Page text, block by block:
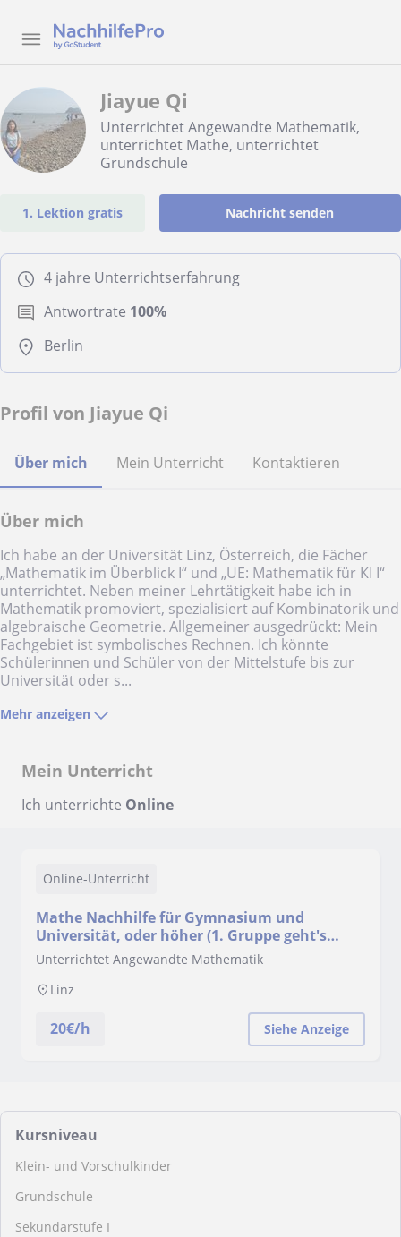
Jiayue Qi
Unterrichtet Angewandte Mathematik,
unterrichtet Mathe, unterrichtet
Grundschule
1. Lektion gratis Nachricht senden
4 jahre Unterrichtserfahrung
Antwortrate 100%
Berlin
Profil von Jiayue Qi
Über mich Mein Unterricht Kontaktieren
Über mich
Ich habe an der Universität Linz, Österreich, die Fächer
„Mathematik im Überblick I“ und „UE: Mathematik für KI I“
unterrichtet. Neben meiner Lehrtätigkeit habe ich in
Mathematik promoviert, spezialisiert auf Kombinatorik und
algebraische Geometrie. Allgemeiner ausgedrückt: Mein
Fachgebiet ist symbolisches Rechnen. Ich könnte
Schülerinnen und Schüler von der Mittelstufe bis zur
Universität oder s...
Mehr anzeigen
Mein Unterricht
Ich unterrichte Online
Online-Unterricht
Mathe Nachhilfe für Gymnasium und
Universität, oder höher (1. Gruppe geht's
auch. 2. auch niedriger möglich)
Unterrichtet Angewandte Mathematik
Linz
20€/h Siehe Anzeige
Kursniveau
Klein- und Vorschulkinder
Grundschule
Sekundarstufe I